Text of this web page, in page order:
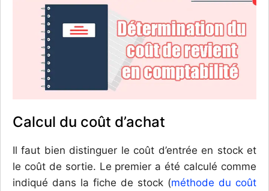
Calcul du coût d’achat
Il faut bien distinguer le coût d’entrée en stock et
le coût de sortie. Le premier a été calculé comme
indiqué dans la fiche de stock (méthode du coût